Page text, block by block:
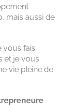
mais aussi de
vous fais
et je vous
vie pleine de